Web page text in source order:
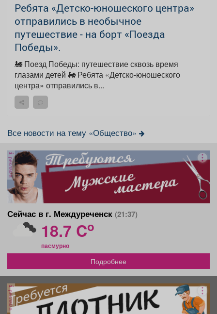
Ребята «Детско-юношеского центра»
отправились в необычное
путешествие - на борт «Поезда
Победы».
🚂 Поезд Победы: путешествие сквозь время
глазами детей 🚂 Ребята «Детско-юношеского
центра» отправились в...
Все новости на тему «Общество»
реклама
Сейчас в г. Междуреченск (21:37)
18.7 Co
пасмурно
Подробнее
реклама